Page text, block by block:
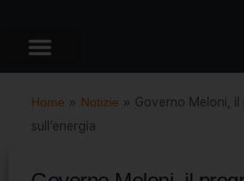
Home » Notizie » Governo Meloni, il
sull’energia